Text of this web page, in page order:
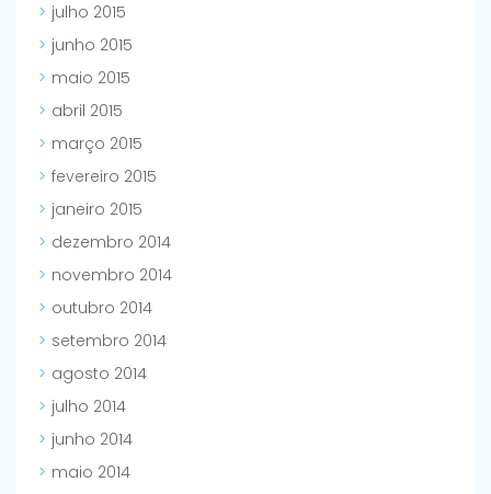
julho 2015
junho 2015
maio 2015
abril 2015
março 2015
fevereiro 2015
janeiro 2015
dezembro 2014
novembro 2014
outubro 2014
setembro 2014
agosto 2014
julho 2014
junho 2014
maio 2014